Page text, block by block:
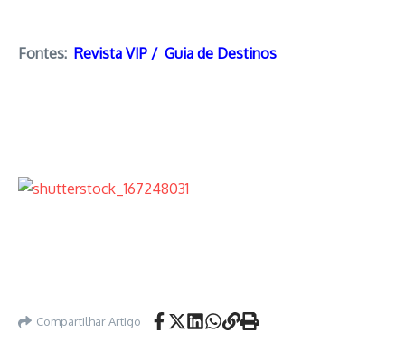
Fontes: Revista VIP / Guia de Destinos
Compartilhar Artigo